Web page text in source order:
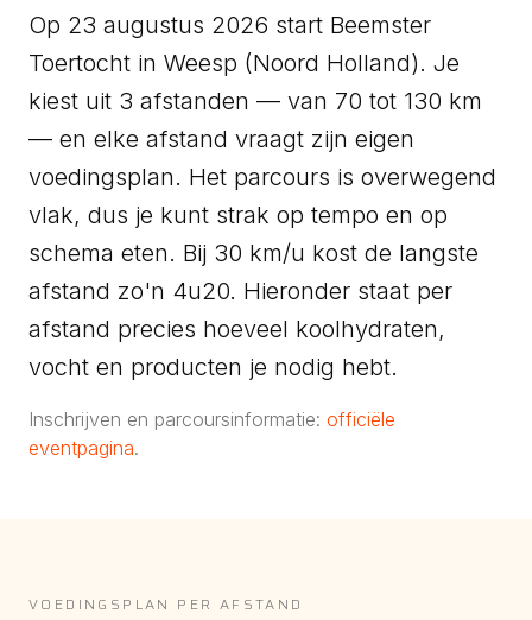
Op 23 augustus 2026 start Beemster
Toertocht in Weesp (Noord Holland). Je
kiest uit 3 afstanden — van 70 tot 130 km
— en elke afstand vraagt zijn eigen
voedingsplan. Het parcours is overwegend
vlak, dus je kunt strak op tempo en op
schema eten. Bij 30 km/u kost de langste
afstand zo'n 4u20. Hieronder staat per
afstand precies hoeveel koolhydraten,
vocht en producten je nodig hebt.
Inschrijven en parcoursinformatie: officiële
eventpagina.
VOEDINGSPLAN PER AFSTAND